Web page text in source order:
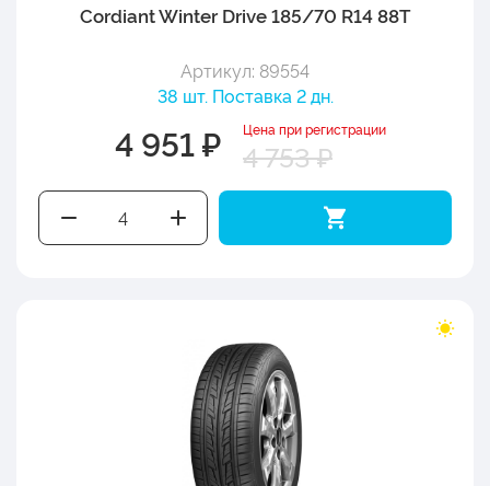
Cordiant Winter Drive 185/70 R14 88T
Артикул: 89554
38 шт. Поставка 2 дн.
4 951 ₽ Цена при регистрации
4 753 ₽